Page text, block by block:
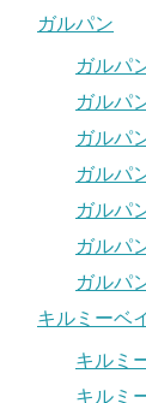
ガルパン
ガルパ
ガルパ
ガルパ
ガルパ
ガルパ
ガルパ
ガルパ
キルミーベ
キルミ
キルミ